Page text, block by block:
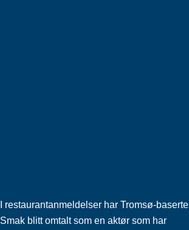
I restaurantanmeldelser har Tromsø-baserte
Smak blitt omtalt som en aktør som har